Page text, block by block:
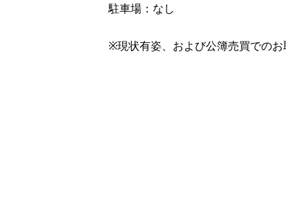
駐車場：なし
※現状有姿、および公簿売買でのお